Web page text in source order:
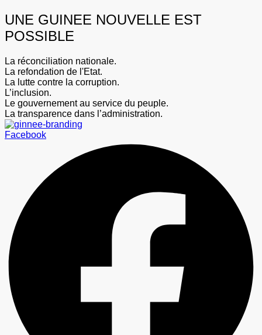
UNE GUINEE NOUVELLE EST
POSSIBLE
La réconciliation nationale.
La refondation de l'Etat.
La lutte contre la corruption.
L’inclusion.
Le gouvernement au service du peuple.
La transparence dans l’administration.
Facebook